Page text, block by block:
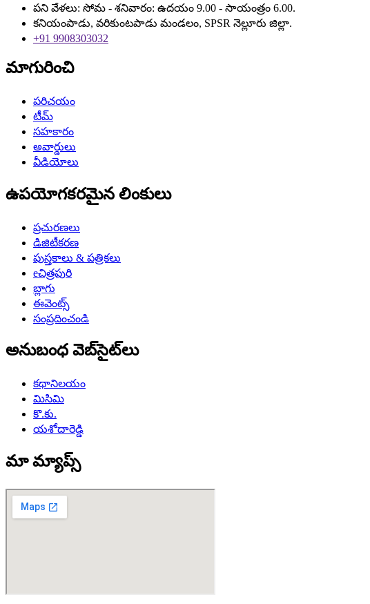
పని వేళలు: సోమ - శనివారం: ఉదయం 9.00 - సాయంత్రం 6.00.
కనియంపాడు, వరికుంటపాడు మండలం, SPSR నెల్లూరు జిల్లా.
+91 9908303032
మాగురించి
పరిచయం
టీమ్
సహకారం
అవార్డులు
వీడియోలు
ఉపయోగకరమైన లింకులు
ప్రచురణలు
డిజిటీకరణ
పుస్తకాలు & పత్రికలు
eచిత్రపురి
బ్లాగు
ఈవెంట్స్
సంప్రదించండి
అనుబంధ వెబ్‌సైట్‌లు
కథానిలయం
మిసిమి
కొ.కు.
యశోదారెడ్డి
మా మ్యాప్స్